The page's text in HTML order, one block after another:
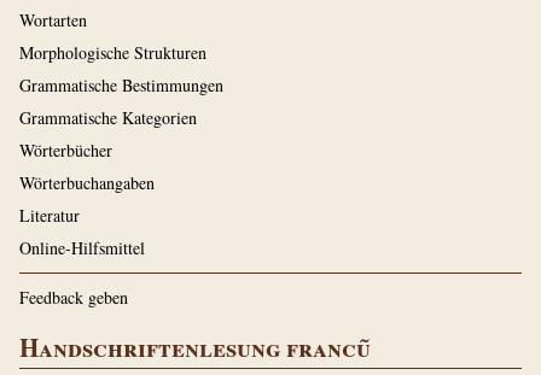
Wortarten
Morphologische Strukturen
Grammatische Bestimmungen
Grammatische Kategorien
Wörterbücher
Wörterbuchangaben
Literatur
Online-Hilfsmittel
Feedback geben
Handschriftenlesung francũ